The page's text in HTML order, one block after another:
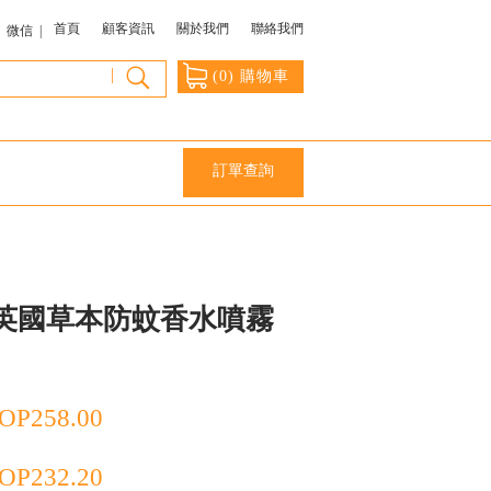
微信 | 首頁 顧客資訊 關於我們 聯絡我們
(0) 購物車
|
訂單查詢
國草本防蚊香水噴霧
258.00
232.20